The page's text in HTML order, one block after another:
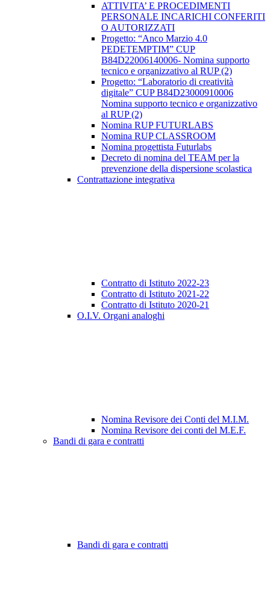
ATTIVITA’ E PROCEDIMENTI
PERSONALE INCARICHI CONFERITI
O AUTORIZZATI
Progetto: “Anco Marzio 4.0
PEDETEMPTIM” CUP
B84D22006140006- Nomina supporto
tecnico e organizzativo al RUP (2)
Progetto: “Laboratorio di creatività
digitale” CUP B84D23000910006
Nomina supporto tecnico e organizzativo
al RUP (2)
Nomina RUP FUTURLABS
Nomina RUP CLASSROOM
Nomina progettista Futurlabs
Decreto di nomina del TEAM per la
prevenzione della dispersione scolastica
Contrattazione integrativa
Contratto di Istituto 2022-23
Contratto di Istituto 2021-22
Contratto di Istituto 2020-21
O.I.V. Organi analoghi
Nomina Revisore dei Conti del M.I.M.
Nomina Revisore dei conti del M.E.F.
Bandi di gara e contratti
Bandi di gara e contratti